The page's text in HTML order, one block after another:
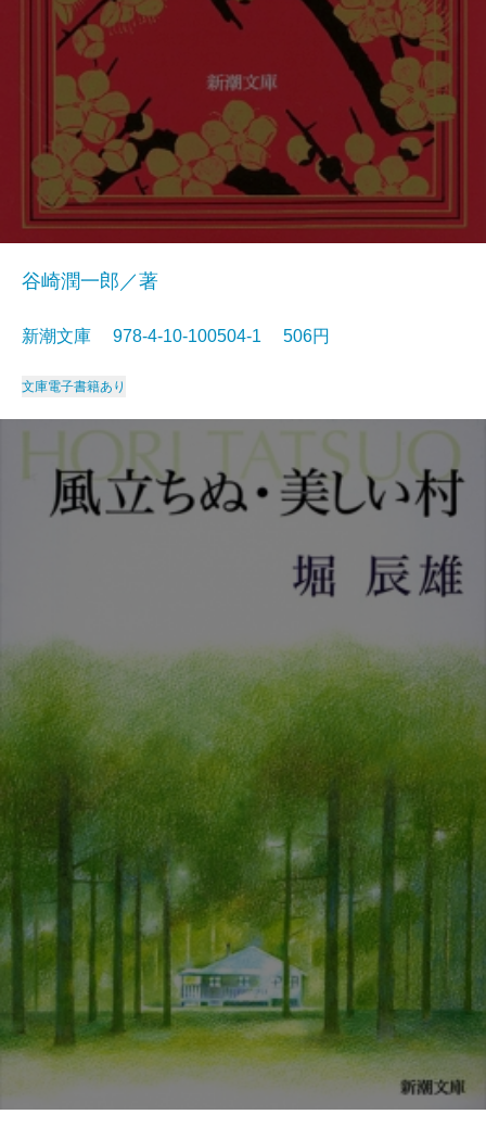
谷崎潤一郎／著
新潮文庫 978-4-10-100504-1 506円
文庫電子書籍あり